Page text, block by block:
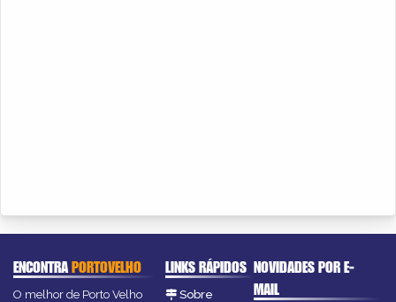
ENCONTRAPORTOVELHO
O melhor de Porto Velho
LINKS RÁPIDOS
Sobre
NOVIDADES POR E-
MAIL